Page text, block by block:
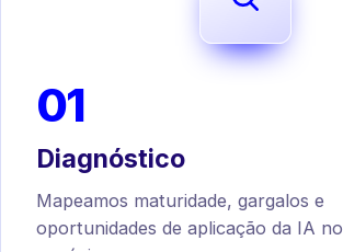
01
Diagnóstico
Mapeamos maturidade, gargalos e
oportunidades de aplicação da IA no